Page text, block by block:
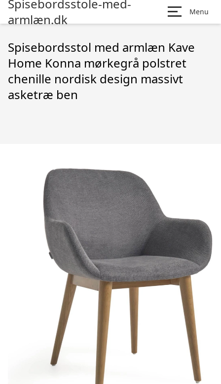
Spisebordsstole-med-
armlæn.dk
Menu
Spisebordsstol med armlæn Kave
Home Konna mørkegrå polstret
chenille nordisk design massivt
asketræ ben